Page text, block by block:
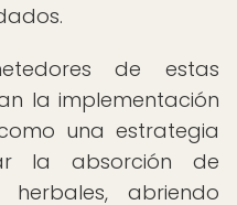
de estas
la implementación
una estrategia
la absorción de
abriendo